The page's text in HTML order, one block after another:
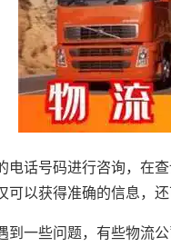
电话号码进行咨询，在
以获得准确的信息，
到一些问题，有些物流